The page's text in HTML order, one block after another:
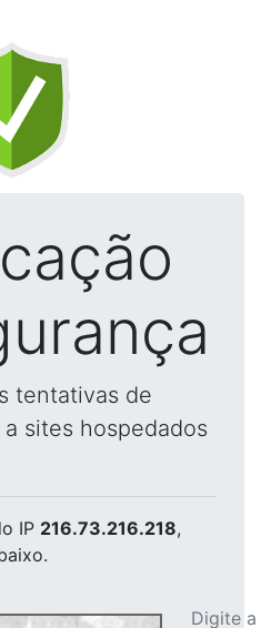
tentativas de
sites hospedados
IP 216.73.216.218,
Digite